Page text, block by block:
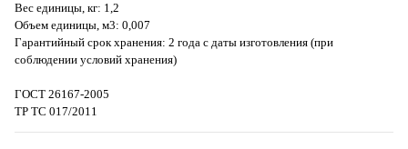
Вес единицы, кг: 1,2
Объем единицы, м3: 0,007
Гарантийный срок хранения: 2 года с даты изготовления (при
соблюдении условий хранения)
ГОСТ 26167-2005
ТР ТС 017/2011